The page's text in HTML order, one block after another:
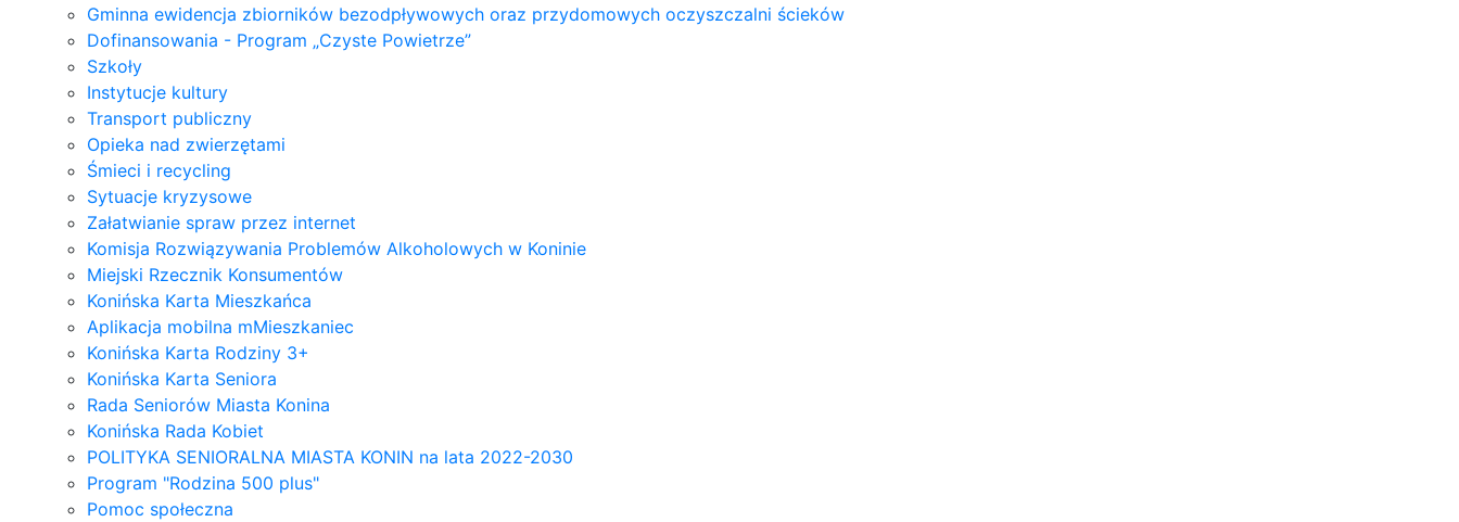
Gminna ewidencja zbiorników bezodpływowych oraz przydomowych oczyszczalni ścieków
Dofinansowania - Program „Czyste Powietrze”
Szkoły
Instytucje kultury
Transport publiczny
Opieka nad zwierzętami
Śmieci i recycling
Sytuacje kryzysowe
Załatwianie spraw przez internet
Komisja Rozwiązywania Problemów Alkoholowych w Koninie
Miejski Rzecznik Konsumentów
Konińska Karta Mieszkańca
Aplikacja mobilna mMieszkaniec
Konińska Karta Rodziny 3+
Konińska Karta Seniora
Rada Seniorów Miasta Konina
Konińska Rada Kobiet
POLITYKA SENIORALNA MIASTA KONIN na lata 2022-2030
Program "Rodzina 500 plus"
Pomoc społeczna